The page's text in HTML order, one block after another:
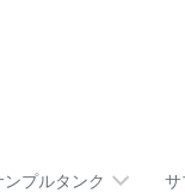
プルタンク
サ